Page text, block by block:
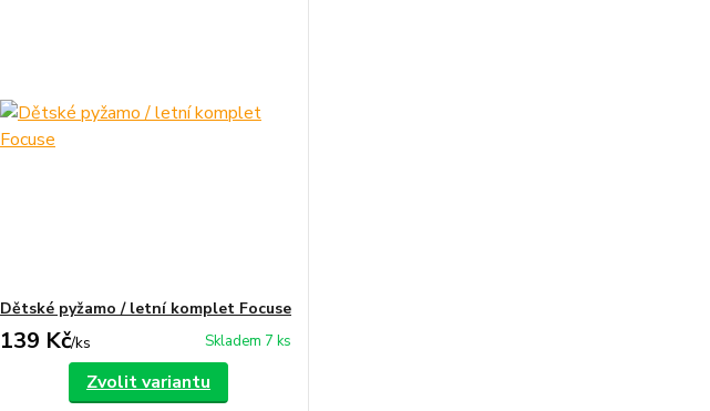
Dětské pyžamo / letní komplet Focuse
139 Kč/ks Skladem 7 ks
Zvolit variantu